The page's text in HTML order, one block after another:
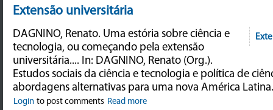
Extensão universitária
DAGNINO, Renato. Uma estória sobre ciência e
tecnologia, ou começando pela extensão
universitária.... In: DAGNINO, Renato (Org.).
Estudos sociais da ciência e tecnologia e política de
abordagens alternativas para uma nova América Latina.
Login to post comments Read more